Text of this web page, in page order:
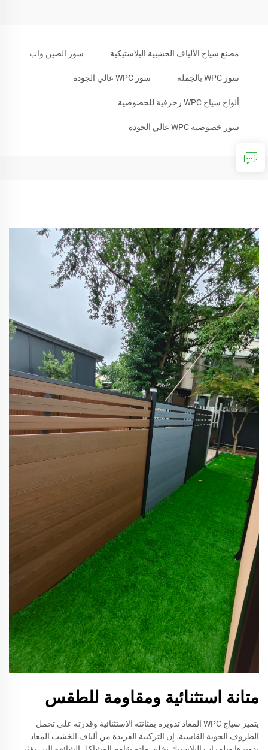
مصنع سياج الألياف الخشبية البلاستيكية سور الصين واب
سور WPC بالجملة سور WPC عالي الجودة
ألواح سياج WPC زخرفية للخصوصية
سور خصوصية WPC عالي الجودة
متانة استثنائية ومقاومة للطقس
يتميز سياج WPC المعاد تدويره بمتانته الاستثنائية وقدرته على تحمل
الظروف الجوية القاسية. إن التركيبة الفريدة من ألياف الخشب المعاد